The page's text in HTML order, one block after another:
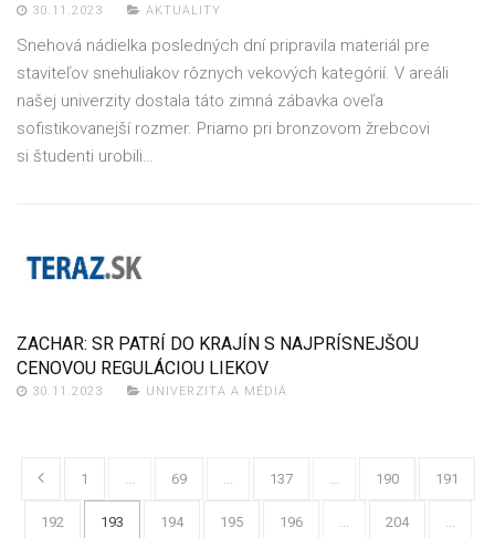
30.11.2023 AKTUALITY
Snehová nádielka posledných dní pripravila materiál pre
staviteľov snehuliakov rôznych vekových kategórií. V areáli
našej univerzity dostala táto zimná zábavka oveľa
sofistikovanejší rozmer. Priamo pri bronzovom žrebcovi
si študenti urobili…
ZACHAR: SR PATRÍ DO KRAJÍN S NAJPRÍSNEJŠOU
CENOVOU REGULÁCIOU LIEKOV
30.11.2023 UNIVERZITA A MÉDIÁ
1 69 137 190 191
192 193 194 195 196 204